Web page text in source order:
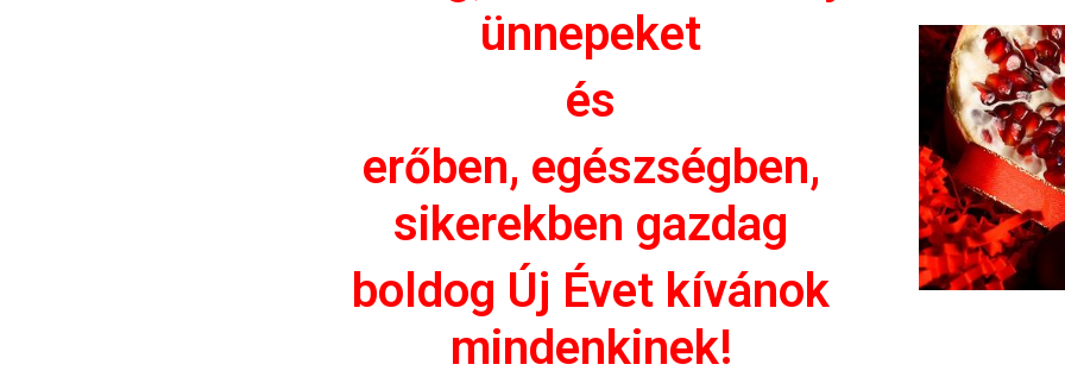
ünnepeket
és
erőben, egészségben,
sikerekben gazdag
boldog Új Évet kívánok
mindenkinek!